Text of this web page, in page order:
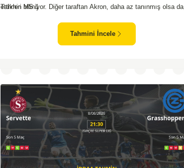
ettikleri biliniyor. Diğer taraftan Akron, daha az tanınmış olsa da,
dikkat çekmektedir. Ancak genellikle Lokomotiv gibi köklü ve
Lokomotiv’in galibiyetle ayrılması daha yüksek ihtimal
taşımaktadır.
Tahmin MS 1
Tahmini İncele